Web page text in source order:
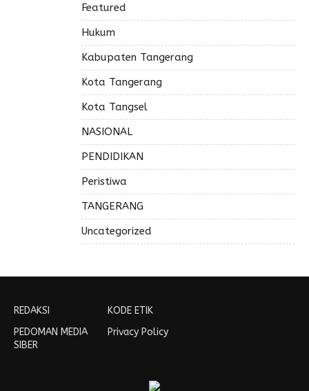
Featured
Hukum
Kabupaten Tangerang
Kota Tangerang
Kota Tangsel
NASIONAL
PENDIDIKAN
Peristiwa
TANGERANG
Uncategorized
REDAKSI
PEDOMAN MEDIA
SIBER
KODE ETIK
Privacy Policy